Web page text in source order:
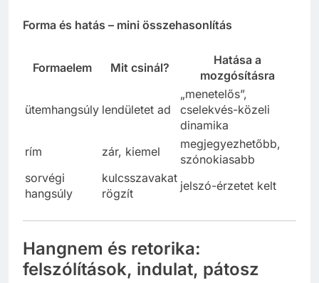
Forma és hatás – mini összehasonlítás
Formaelem Mit csinál?
Hatása a
mozgósításra
ütemhangsúly lendületet ad
„menetelős”,
cselekvés-közeli
dinamika
rím
zár, kiemel
megjegyezhetőbb,
szónokiasabb
sorvégi
hangsúly
kulcsszavakat
rögzít
jelszó-érzetet kelt
Hangnem és retorika:
felszólítások, indulat, pátosz